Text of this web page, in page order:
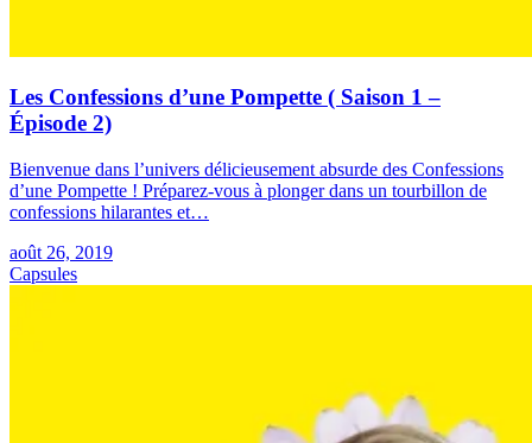
Les Confessions d’une Pompette ( Saison 1 –
Épisode 2)
Bienvenue dans l’univers délicieusement absurde des Confessions
d’une Pompette ! Préparez-vous à plonger dans un tourbillon de
confessions hilarantes et…
août 26, 2019
Capsules